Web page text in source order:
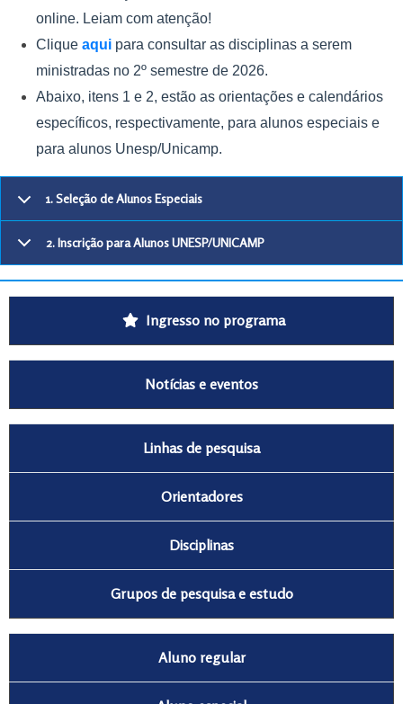
online. Leiam com atenção!
Clique aqui para consultar as disciplinas a serem
ministradas no 2º semestre de 2026.
Abaixo, itens 1 e 2, estão as orientações e calendários
específicos, respectivamente, para alunos especiais e
para alunos Unesp/Unicamp.
1. Seleção de Alunos Especiais
2. Inscrição para Alunos UNESP/UNICAMP
Ingresso no programa
Notícias e eventos
Linhas de pesquisa
Orientadores
Disciplinas
Grupos de pesquisa e estudo
Aluno regular